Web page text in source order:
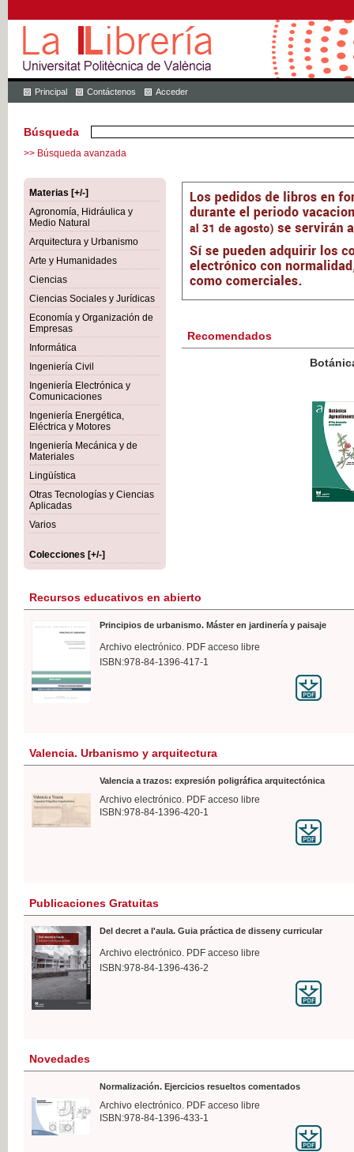
Principal Contáctenos Acceder
Búsqueda
>> Búsqueda avanzada
Materias [+/-]
Agronomía, Hidráulica y
Medio Natural
Arquitectura y Urbanismo
Arte y Humanidades
Ciencias
Ciencias Sociales y Jurídicas
Economía y Organización de
Empresas
Informática
Ingeniería Civil
Ingeniería Electrónica y
Comunicaciones
Ingeniería Energética,
Eléctrica y Motores
Ingeniería Mecánica y de
Materiales
Lingüística
Otras Tecnologías y Ciencias
Aplicadas
Varios
Colecciones [+/-]
Recomendados
Botánica Agroalimentaria
IVA
Recursos educativos en abierto
Principios de urbanismo. Máster en jardinería y paisaje
Archivo electrónico. PDF acceso libre
ISBN:978-84-1396-417-1
Valencia. Urbanismo y arquitectura
Valencia a trazos: expresión poligráfica arquitectónica
Archivo electrónico. PDF acceso libre
ISBN:978-84-1396-420-1
Publicaciones Gratuitas
Del decret a l'aula. Guia práctica de disseny curricular
Archivo electrónico. PDF acceso libre
ISBN:978-84-1396-436-2
Novedades
Normalización. Ejercicios resueltos comentados
Archivo electrónico. PDF acceso libre
ISBN:978-84-1396-433-1